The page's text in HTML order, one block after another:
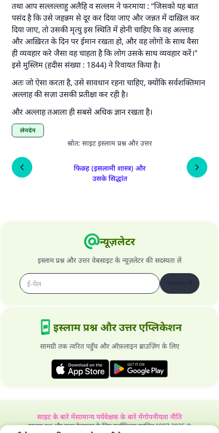
तथा आप सल्लल्लाहु अलैहि व सल्लम ने फरमाया : “जिसको यह बात
पसंद है कि उसे जहन्नम से दूर कर दिया जाए और जन्नत में दाख़िल कर
दिया जाए, तो उसकी मृत्यु इस स्थिति में होनी चाहिए कि वह अल्लाह
और आख़िरत के दिन पर ईमान रखता हो, और वह लोगों के साथ वैसा
ही व्यवहार करे जैसा वह चाहता है कि लोग उसके साथ व्यवहार करें।”
इसे मुस्लिम (हदीस संख्या : 1844) ने रिवायत किया है।
अतः जो ऐसा करता है, उसे सावधान रहना चाहिए, क्योंकि सर्वशक्तिमान
अल्लाह की सज़ा उसकी प्रतीक्षा कर रही है।
और अल्लाह तआला ही सबसे अधिक ज्ञान रखता है।
लेनदेन
स्रोत: साइट इस्लाम प्रश्न और उत्तर
फिक़्ह (इसलामी शास्त्र) और
उसके सिद्धांत
न्यूज़लेटर
इस्लाम प्रश्न और उत्तर वेबसाइट के न्यूज़लेटर की सदस्यता लें
इस्लाम प्रश्न और उत्तर एप्लिकेशन
सामग्री तक त्वरित पहुँच और ऑफ़लाइन ब्राउज़िंग के लिए
साइट के बारे मेंसामान्य पर्यवेक्षक के बारे मेंगोपनीयता नीति
इस्लाम प्रश्न और उत्तर वेबसाइट के लिए सर्वाधिकार सुरक्षित 1997-2025 ©